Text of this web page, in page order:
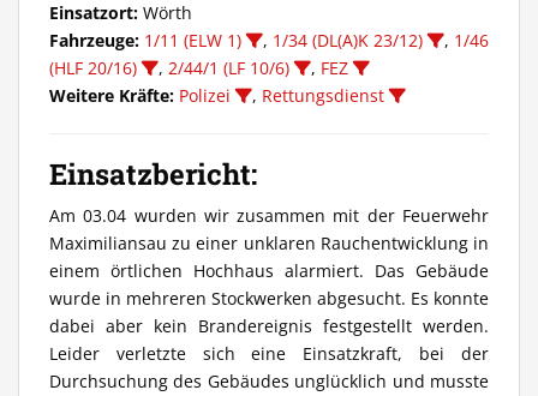
Einsatzort: Wörth
Fahrzeuge: 1/11 (ELW 1) , 1/34 (DL(A)K 23/12) , 1/46
(HLF 20/16)
, 2/44/1 (LF 10/6) , FEZ
Weitere Kräfte: Polizei , Rettungsdienst
Einsatzbericht:
Am 03.04 wurden wir zusammen mit der Feuerwehr
Maximiliansau zu einer unklaren Rauchentwicklung in
einem örtlichen Hochhaus alarmiert. Das Gebäude
wurde in mehreren Stockwerken abgesucht. Es konnte
dabei aber kein Brandereignis festgestellt werden.
Leider verletzte sich eine Einsatzkraft, bei der
Durchsuchung des Gebäudes unglücklich und musste